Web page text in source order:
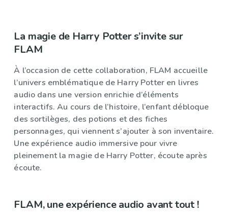
La magie de Harry Potter s’invite sur
FLAM
À l’occasion de cette collaboration, FLAM accueille
l’univers emblématique de Harry Potter en livres
audio dans une version enrichie d’éléments
interactifs. Au cours de l’histoire, l’enfant débloque
des sortilèges, des potions et des fiches
personnages, qui viennent s’ajouter à son inventaire.
Une expérience audio immersive pour vivre
pleinement la magie de Harry Potter, écoute après
écoute.
FLAM, une expérience audio avant tout !